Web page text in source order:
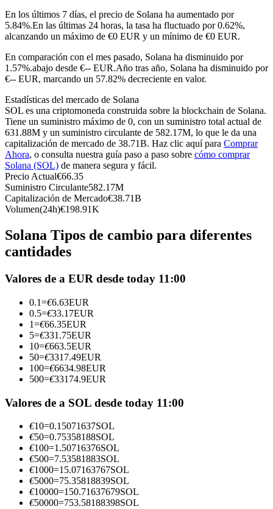
Futuros del USDC
Futuros que utilizan USDC como garantía
Únete a los mejores traders
Conviértete en un Trader de Copia
En los últimos 7 días, el precio de Solana ha aumentado por
5.84%.En las últimas 24 horas, la tasa ha fluctuado por 0.62%,
alcanzando un máximo de €0 EUR y un mínimo de €0 EUR.
En comparación con el mes pasado, Solana ha disminuido por
1.57%.abajo desde €-- EUR.Año tras año, Solana ha disminuido por
€-- EUR, marcando un 57.82% decreciente en valor.
Estadísticas del mercado de Solana
SOL es una criptomoneda construida sobre la blockchain de Solana.
Tiene un suministro máximo de 0, con un suministro total actual de
631.88M y un suministro circulante de 582.17M, lo que le da una
capitalización de mercado de 38.71B. Haz clic aquí para Comprar
Ahora, o consulta nuestra guía paso a paso sobre cómo comprar
Solana (SOL) de manera segura y fácil.
Precio Actual€66.35
Suministro Circulante582.17M
Capitalización de Mercado€38.71B
Volumen(24h)€198.91K
Solana Tipos de cambio para diferentes
cantidades
Valores de a EUR desde today 11:00
0.1=€6.63EUR
0.5=€33.17EUR
1=€66.35EUR
5=€331.75EUR
10=€663.5EUR
50=€3317.49EUR
100=€6634.98EUR
500=€33174.9EUR
Valores de a SOL desde today 11:00
€10=0.15071637SOL
€50=0.75358188SOL
€100=1.50716376SOL
€500=7.53581883SOL
€1000=15.07163767SOL
€5000=75.35818839SOL
€10000=150.71637679SOL
€50000=753.58188398SOL